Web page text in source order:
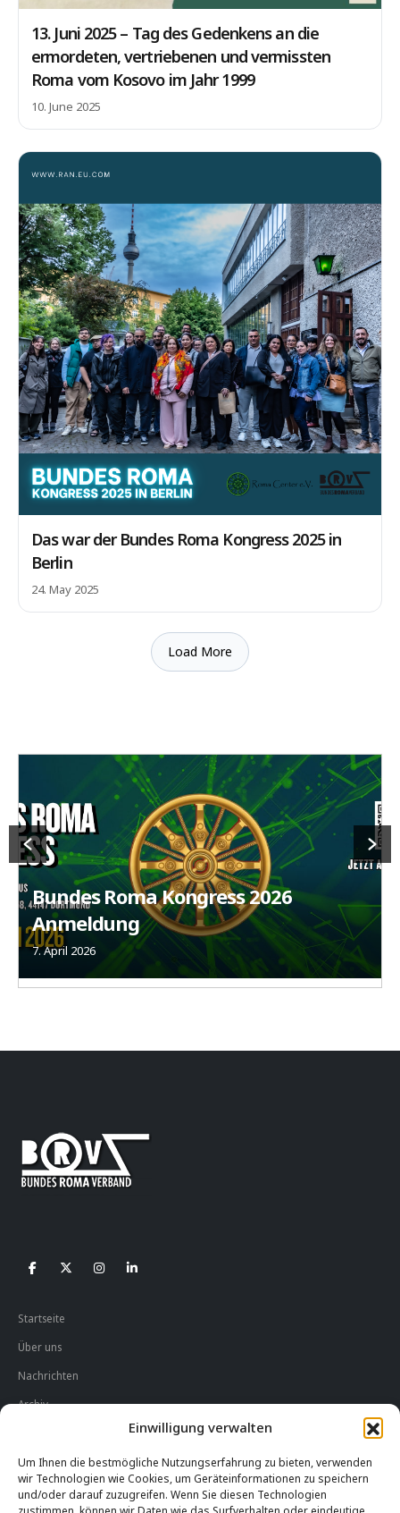
Einwilligung verwalten
Um Ihnen die bestmögliche Nutzungserfahrung zu bieten, verwenden
wir Technologien wie Cookies, um Geräteinformationen zu speichern
und/oder darauf zuzugreifen. Wenn Sie diesen Technologien
13. Juni 2025 – Tag des Gedenkens an die
ermordeten, vertriebenen und vermissten
Roma vom Kosovo im Jahr 1999
10. June 2025
Das war der Bundes Roma Kongress 2025 in
Berlin
24. May 2025
Load More
Bundes Roma Kongress 2026
Anmeldung
7. April 2026
Startseite
Über uns
Nachrichten
Archiv
Datenschutzerklärung
Cookie-Hinweise